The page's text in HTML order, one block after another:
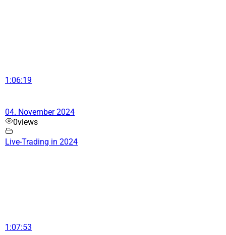
1:06:19
04. November 2024
0views
Live-Trading in 2024
1:07:53